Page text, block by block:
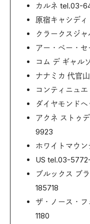
カルネ tel.03-
原宿キャシデ
クラークスジ
アー・ペー・
コム デ ギャル
ナナミカ 代官
コンティニュ
ダイヤモンド
アクネ ストゥ
9923
ホワイトマウ
US tel.03-
ブルックス ブ
185718
ザ・ノース・
1180